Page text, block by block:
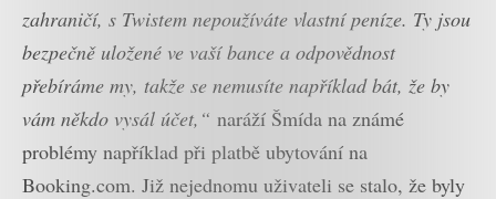
zahraničí, s Twistem nepoužíváte vlastní peníze. Ty jsou
bezpečně uložené ve vaší bance a odpovědnost
přebíráme my, takže se nemusíte například bát, že by
vám někdo vysál účet,“ naráží Šmída na známé
problémy například při platbě ubytování na
Booking.com. Již nejednomu uživateli se stalo, že byly